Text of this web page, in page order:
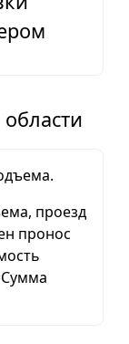
проезд
пронос
Сумма